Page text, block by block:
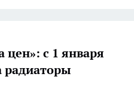
цен»: с 1 января
радиаторы